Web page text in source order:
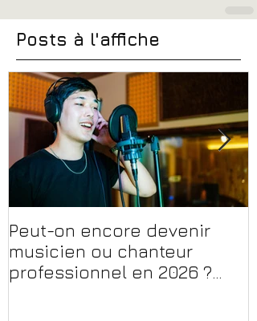
Posts à l'affiche
Peut-on encore devenir
musicien ou chanteur
professionnel en 2026 ?